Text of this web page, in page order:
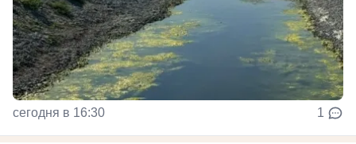
сегодня в 16:30 1